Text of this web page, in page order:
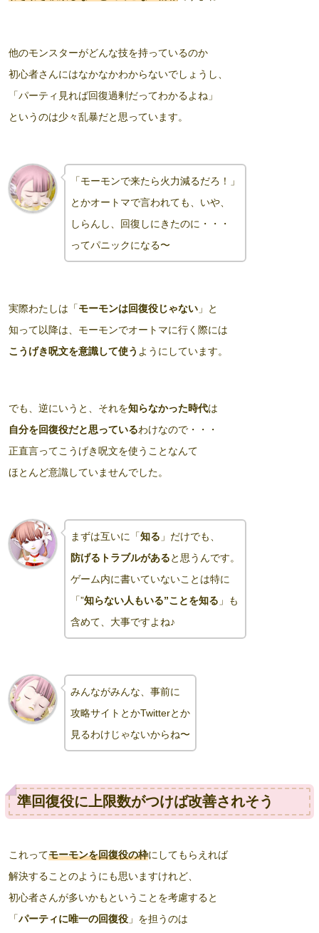
他のモンスターがどんな技を持っているのか
初心者さんにはなかなかわからないでしょうし、
「パーティ見れば回復過剰だってわかるよね」
というのは少々乱暴だと思っています。
「モーモンで来たら火力減るだろ！」
とかオートマで言われても、いや、
しらんし
回復しにきたのに・・・
ってパニックになる〜
実際わたしは「モーモンは回復役じゃない 」と
知って以降は、モーモンでオートマに行く際には
こうげき呪文を意識して使う ようにしています。
でも、逆にいうと、それを知らなかった時代は
自分を回復役だと思っているわけなので・・・
正直言ってこうげき呪文を使うことなんて
ほとんど意識していませんでした。
まずは互いに「知る 」だけでも、
防げるトラブルがあると思うんです。
ゲーム内に書いていないことは特に
「”知らない人もいる”ことを知る 」も
含めて、大事ですよね♪
みんながみんな、事前に
攻略サイトとかTwitterとか
見るわけじゃないからね〜
準回復役に上限数がつけば改善されそう
これってモーモンを回復役の枠にしてもらえれば
解決することのようにも思いますけれど、
初心者さんが多いかもということを考慮すると
「パーティに唯一の回復役 」を担うのは